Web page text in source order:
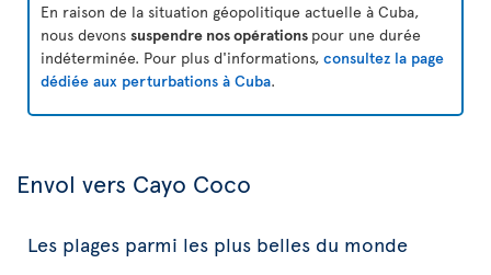
En raison de la situation géopolitique actuelle à Cuba,
nous devons suspendre nos opérations pour une durée
indéterminée. Pour plus d'informations, consultez la page
dédiée aux perturbations à Cuba.
Envol vers Cayo Coco
Les plages parmi les plus belles du monde